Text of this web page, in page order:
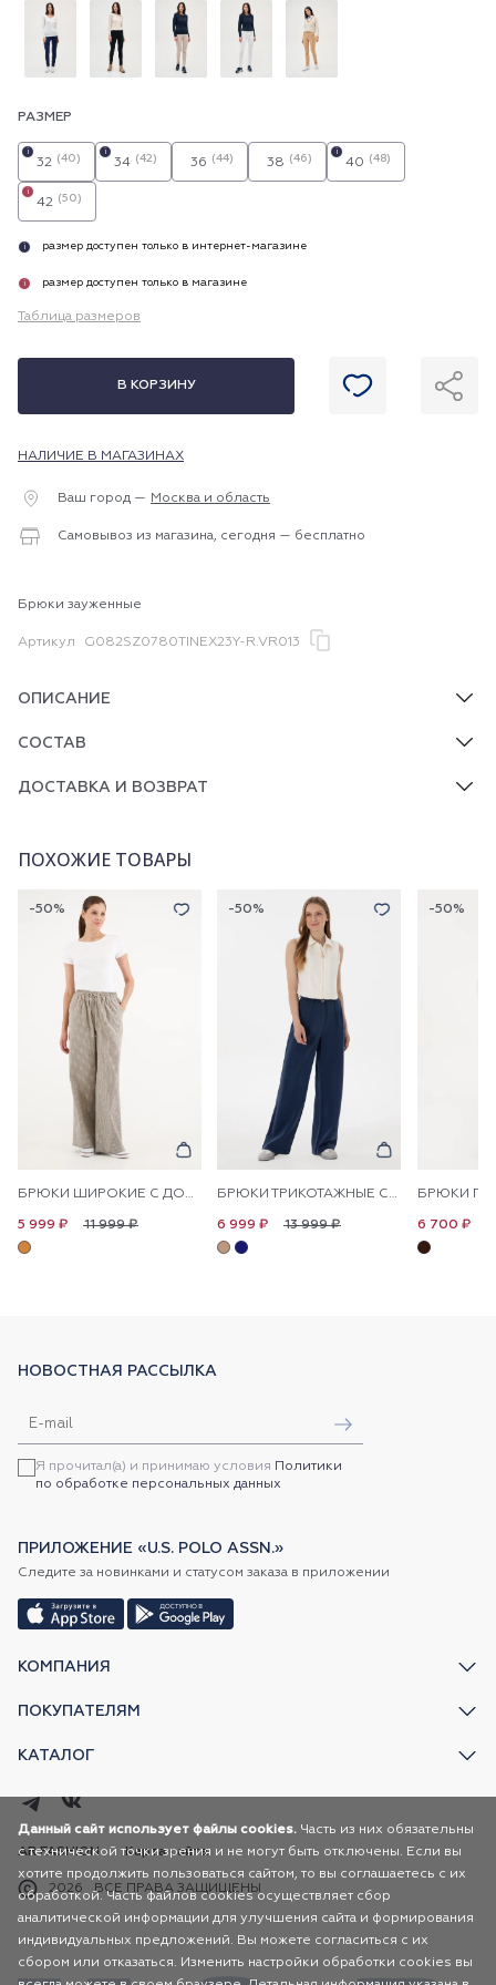
РАЗМЕР
32 (40)
i
34 (42)
i
36 (44) 38 (46) 40 (48)
i
42 (50)
i
i размер доступен только в интернет-магазине
i размер доступен только в магазине
Таблица размеров
В КОРЗИНУ
НАЛИЧИЕ В МАГАЗИНАХ
Ваш город — Москва и область
Самовывоз из магазина, сегодня — бесплатно
Брюки зауженные
Артикул G082SZ0780TINEX23Y-R.VR013
ОПИСАНИЕ
СОСТАВ
ДОСТАВКА И ВОЗВРАТ
ПОХОЖИЕ ТОВАРЫ
-50%
БРЮКИ ШИРОКИЕ С ДОБАВЛЕНИЕМ ЛЬНА НА КУЛИСКЕ
11 999 ₽
5 999 ₽
-50%
БРЮКИ ТРИКОТАЖНЫЕ СО СТРЕЛКАМИ
13 999 ₽
6 999 ₽
-50%
6 700 ₽
КОМПАНИЯ
ПОКУПАТЕЛЯМ
КАТАЛОГ
НОВОСТНАЯ РАССЫЛКА
Я прочитал(а) и принимаю условия Политики
по обработке персональных данных
ПРИЛОЖЕНИЕ «U.S. POLO ASSN.»
Следите за новинками и статусом заказа в приложении
2026 ВСЕ ПРАВА ЗАЩИЩЕНЫ
AR FASHION Карта сайта
Данный сайт использует файлы cookies. Часть из них обязательны
с технической точки зрения и не могут быть отключены. Если вы
хотите продолжить пользоваться сайтом, то вы соглашаетесь с их
обработкой. Часть файлов cookies осуществляет сбор
аналитической информации для улучшения сайта и формирования
индивидуальных предложений. Вы можете согласиться с их
сбором или отказаться. Изменить настройки обработки cookies вы